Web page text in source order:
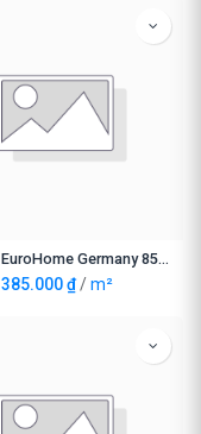
Sàn Gỗ EuroHome Germany 8527
385.000₫ /m²